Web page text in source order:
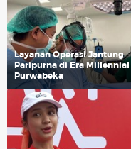
Layanan Operasi Jantung
Paripurna di Era Millennial
Purwabeka